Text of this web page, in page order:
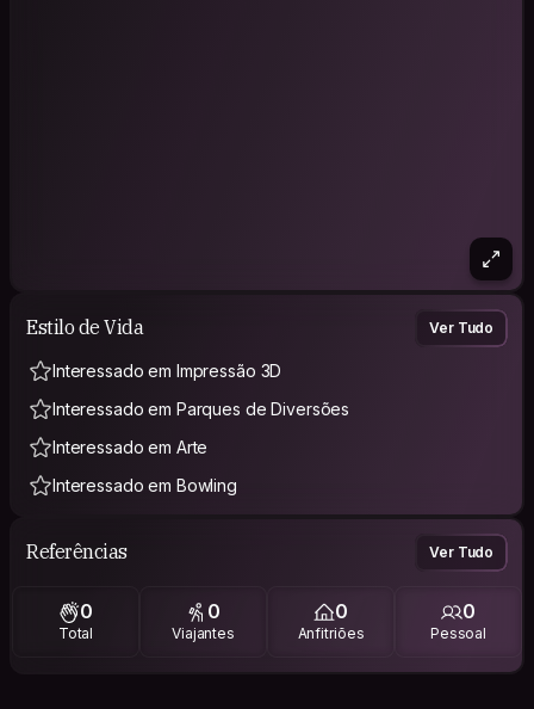
Estilo de Vida Ver Tudo
Interessado em Impressão 3D
Interessado em Parques de Diversões
Interessado em Arte
Interessado em Bowling
Referências Ver Tudo
0
Total
0
Viajantes
0
Anfitriões
0
Pessoal